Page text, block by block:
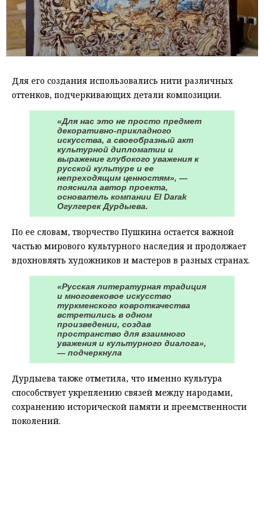
Для его создания использовались нити различных
оттенков, подчеркивающих детали композиции.
«Для нас это не просто предмет
декоративно-прикладного
искусства, а своеобразный акт
культурной дипломатии и
выражение глубокого уважения к
русской культуре и ее
непреходящим ценностям», —
пояснила автор проекта,
основатель компании El Darak
Огулгерек Дурдыева.
По ее словам, творчество Пушкина остается важной
частью мирового культурного наследия и продолжает
вдохновлять художников и мастеров в разных странах.
«Русская литературная традиция
и многовековое искусство
туркменского ковроткачества
встретились в одном
произведении, создав
пространство для взаимного
уважения и культурного диалога»,
— подчеркнула
Дурдыева также отметила, что именно культура
способствует укреплению связей между народами,
сохранению исторической памяти и преемственности
поколений.